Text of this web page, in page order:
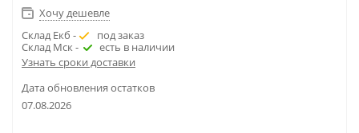
Хочу дешевле
Склад Екб -
под заказ
Склад Мск -
есть в наличии
Узнать сроки доставки
Дата обновления остатков
07.08.2026